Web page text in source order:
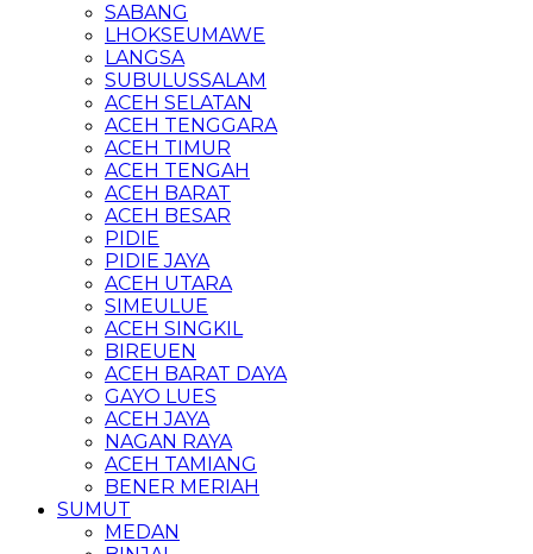
SABANG
LHOKSEUMAWE
LANGSA
SUBULUSSALAM
ACEH SELATAN
ACEH TENGGARA
ACEH TIMUR
ACEH TENGAH
ACEH BARAT
ACEH BESAR
PIDIE
PIDIE JAYA
ACEH UTARA
SIMEULUE
ACEH SINGKIL
BIREUEN
ACEH BARAT DAYA
GAYO LUES
ACEH JAYA
NAGAN RAYA
ACEH TAMIANG
BENER MERIAH
SUMUT
MEDAN